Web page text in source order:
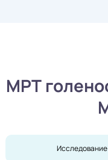
МРТ
Исследование